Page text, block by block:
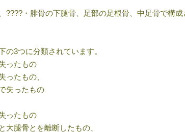
????・腓骨の下腿骨、足部の足根骨、中足骨で構
の3つに分類されています。
ったもの
たもの、
失ったもの
ったもの
大腿骨とを離断したもの、